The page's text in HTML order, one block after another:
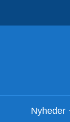
Nyheder